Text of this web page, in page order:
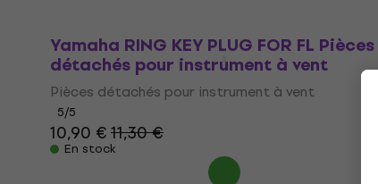
Yamaha RING KEY PLUG FOR FL Pièces
détachés pour instrument à vent
Pièces détachés pour instrument à vent
5/5
10,90 €11,30 €
En stock